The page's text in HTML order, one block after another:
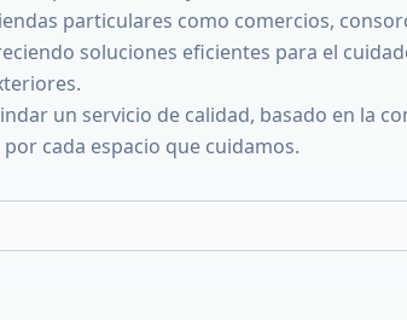
particulares como comercios,
soluciones eficientes para el
un servicio de calidad, basado en la
cada espacio que cuidamos.